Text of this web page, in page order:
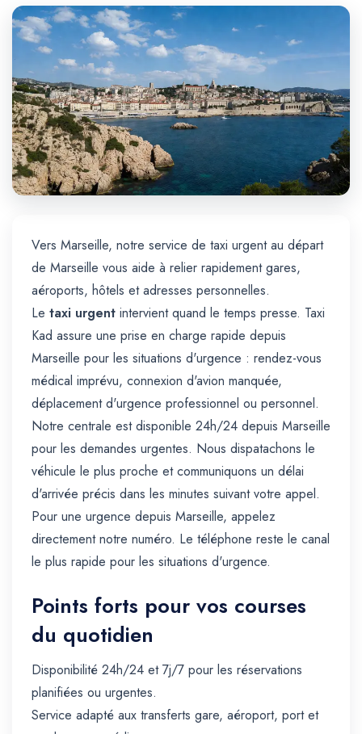
Trajet Longue Distance
Vers Marseille, notre service de taxi urgent au départ
de Marseille vous aide à relier rapidement gares,
aéroports, hôtels et adresses personnelles.
Le taxi urgent intervient quand le temps presse. Taxi
Kad assure une prise en charge rapide depuis
Marseille pour les situations d'urgence : rendez-vous
médical imprévu, connexion d'avion manquée,
déplacement d'urgence professionnel ou personnel.
Notre centrale est disponible 24h/24 depuis Marseille
pour les demandes urgentes. Nous dispatachons le
véhicule le plus proche et communiquons un délai
d'arrivée précis dans les minutes suivant votre appel.
Pour une urgence depuis Marseille, appelez
directement notre numéro. Le téléphone reste le canal
le plus rapide pour les situations d'urgence.
Points forts pour vos courses
du quotidien
Disponibilité 24h/24 et 7j/7 pour les réservations
planifiées ou urgentes.
Service adapté aux transferts gare, aéroport, port et